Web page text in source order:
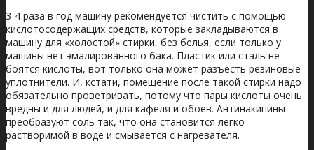
3-4 раза в год машину рекомендуется чистить с помощью
кислотосодержащих средств, которые закладываются в
машину для «холостой» стирки, без белья, если только у
машины нет эмалированного бака. Пластик или сталь не
боятся кислоты, вот только она может разъесть резиновые
уплотнители. И, кстати, помещение после такой стирки надо
обязательно проветривать, потому что пары кислоты очень
вредны и для людей, и для кафеля и обоев. Антинакипины
преобразуют соль так, что она становится легко
растворимой в воде и смывается с нагревателя.